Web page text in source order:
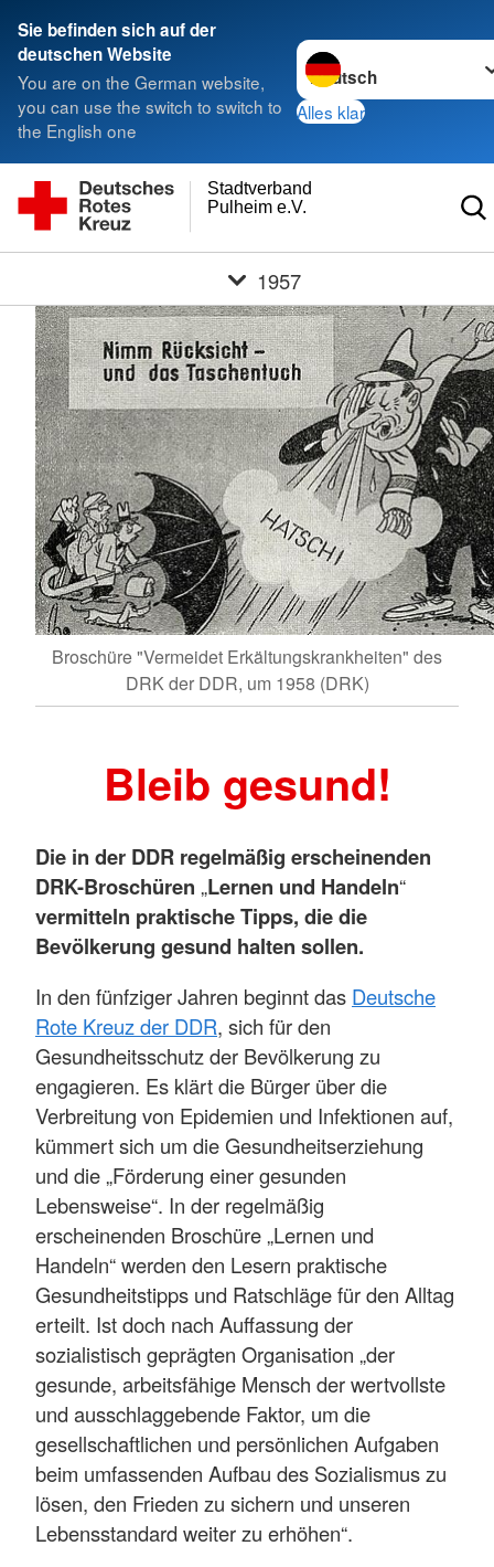
Sie befinden sich auf der
deutschen Website
You are on the German website,
you can use the switch to switch to
the English one
Sprache wechseln zu
Alles klar
Pulheim e.V.
Stadtverband
1957
Broschüre "Vermeidet Erkältungskrankheiten" des
DRK der DDR, um 1958 (DRK)
Bleib gesund!
Die in der DDR regelmäßig erscheinenden
DRK-Broschüren „Lernen und Handeln“
vermitteln praktische Tipps, die die
Bevölkerung gesund halten sollen.
In den fünfziger Jahren beginnt das Deutsche
Rote Kreuz der DDR, sich für den
Gesundheitsschutz der Bevölkerung zu
engagieren. Es klärt die Bürger über die
Verbreitung von Epidemien und Infektionen auf,
kümmert sich um die Gesundheitserziehung
und die „Förderung einer gesunden
Lebensweise“. In der regelmäßig
erscheinenden Broschüre „Lernen und
Handeln“ werden den Lesern praktische
Gesundheitstipps und Ratschläge für den Alltag
erteilt. Ist doch nach Auffassung der
sozialistisch geprägten Organisation „der
gesunde, arbeitsfähige Mensch der wertvollste
und ausschlaggebende Faktor, um die
gesellschaftlichen und persönlichen Aufgaben
beim umfassenden Aufbau des Sozialismus zu
lösen, den Frieden zu sichern und unseren
Lebensstandard weiter zu erhöhen“.